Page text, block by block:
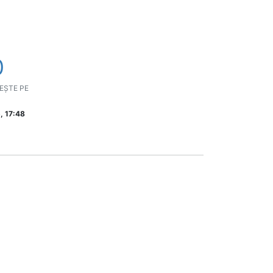
PE
17:48